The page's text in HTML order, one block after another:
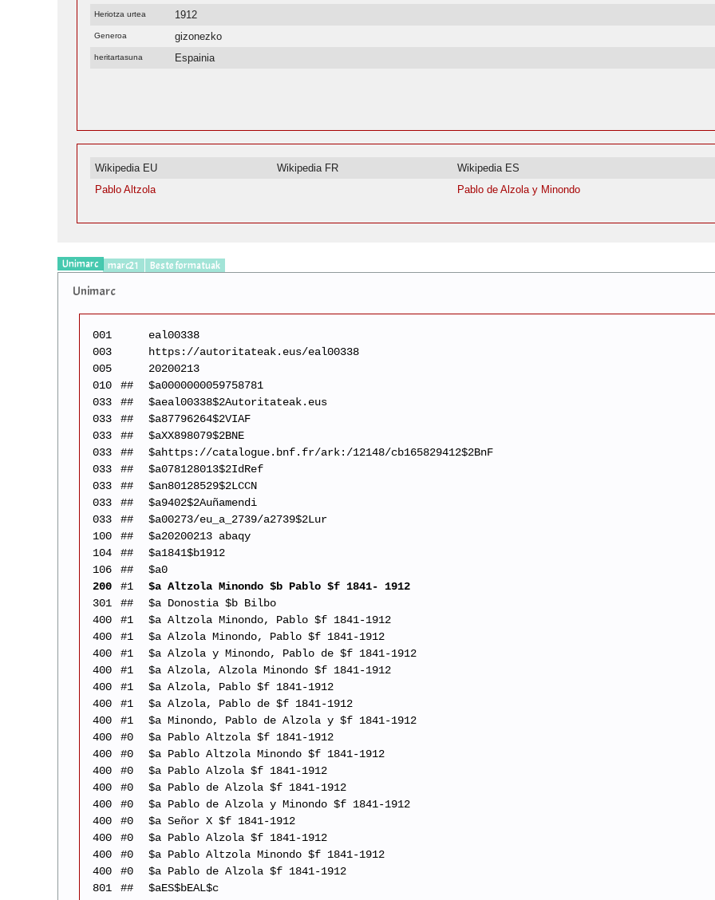
Heriotza urtea 1912
Generoa gizonezko
heritartasuna Espainia
Wikipedia EU Wikipedia FR
Wikipedia ES
Pablo Altzola
Pablo de Alzola y Minondo
Unimarc marc21 Beste formatuak
Unimarc
001
eal00338
003
https://autoritateak.eus/eal00338
005
20200213
010
##
$a0000000059758781
033
##
$aeal00338$2Autoritateak.eus
033
##
$a87796264$2VIAF
033
##
$aXX898079$2BNE
033
##
$ahttps://catalogue.bnf.fr/ark:/12148/cb165829412$2BnF
033
##
$a078128013$2IdRef
033
##
$an80128529$2LCCN
033
##
$a9402$2Auñamendi
033
##
$a00273/eu_a_2739/a2739$2Lur
100
##
$a20200213 abaqy
104
##
$a1841$b1912
106
##
$a0
200
#1
$a Altzola Minondo $b Pablo $f 1841- 1912
301
##
$a Donostia $b Bilbo
400
#1
$a Altzola Minondo, Pablo $f 1841-1912
400
#1
$a Alzola Minondo, Pablo $f 1841-1912
400
#1
$a Alzola y Minondo, Pablo de $f 1841-1912
400
#1
$a Alzola, Alzola Minondo $f 1841-1912
400
#1
$a Alzola, Pablo $f 1841-1912
400
#1
$a Alzola, Pablo de $f 1841-1912
400
#1
$a Minondo, Pablo de Alzola y $f 1841-1912
400
#0
$a Pablo Altzola $f 1841-1912
400
#0
$a Pablo Altzola Minondo $f 1841-1912
400
#0
$a Pablo Alzola $f 1841-1912
400
#0
$a Pablo de Alzola $f 1841-1912
400
#0
$a Pablo de Alzola y Minondo $f 1841-1912
400
#0
$a Señor X $f 1841-1912
400
#0
$a Pablo Alzola $f 1841-1912
400
#0
$a Pablo Altzola Minondo $f 1841-1912
400
#0
$a Pablo de Alzola $f 1841-1912
801
## $aES$bEAL$c